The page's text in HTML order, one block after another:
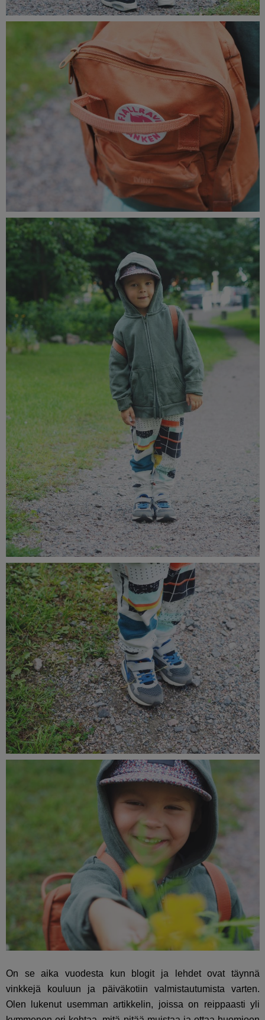
On se aika vuodesta kun blogit ja lehdet ovat täynnä
vinkkejä kouluun ja päiväkotiin valmistautumista varten.
Olen lukenut usemman artikkelin, joissa on reippaasti yli